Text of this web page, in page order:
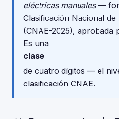
eléctricas manuales—
Clasificación Nacional de
(CNAE-2025), aprobada
Es una
clase
de cuatro dígitos — el
clasificación CNAE.